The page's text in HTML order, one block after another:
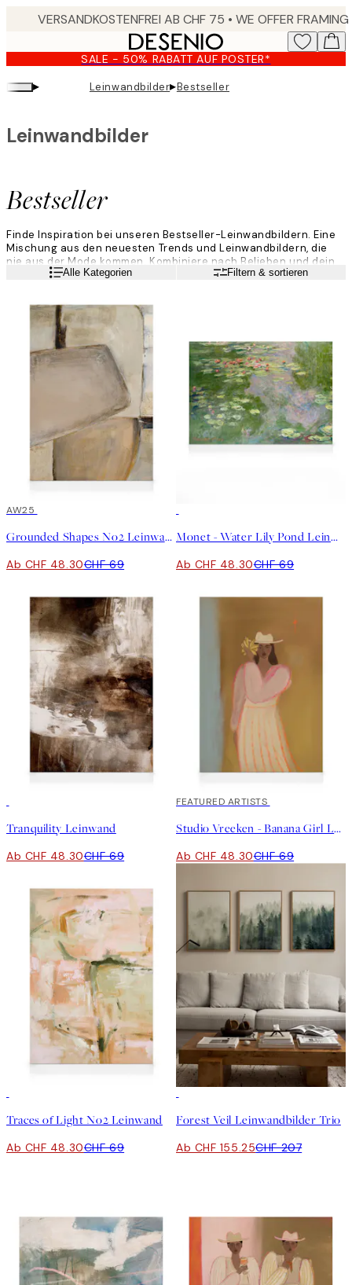
content.
SALE - 50% RABATT AUF POSTER*
▸ Leinwandbilder▸Bestseller
Bestseller
Leinwandbilder
Finde Inspiration bei unseren Bestseller-Leinwandbildern. Eine
Mischung aus den neuesten Trends und Leinwandbildern, die
nie aus der Mode kommen. Kombiniere nach Belieben und dein
Zuhause bekommt ein wunderschönes Upgrade.
WeiterlesenAlle Kategorien Filtern & sortieren
30%*
AW25
Grounded Shapes No2 Leinwand
Ab CHF 48.30CHF 69
Monet - Water Lily Pond Leinwand
Ab CHF 48.30CHF 69
Tranquility Leinwand
Ab CHF 48.30CHF 69
30%*
FEATURED ARTISTS
Studio Vreeken - Banana Girl Leinwand
Ab CHF 48.30CHF 69
Traces of Light No2 Leinwand
Ab CHF 48.30CHF 69
Forest Veil Leinwandbilder Trio
Ab CHF 155.25CHF 207